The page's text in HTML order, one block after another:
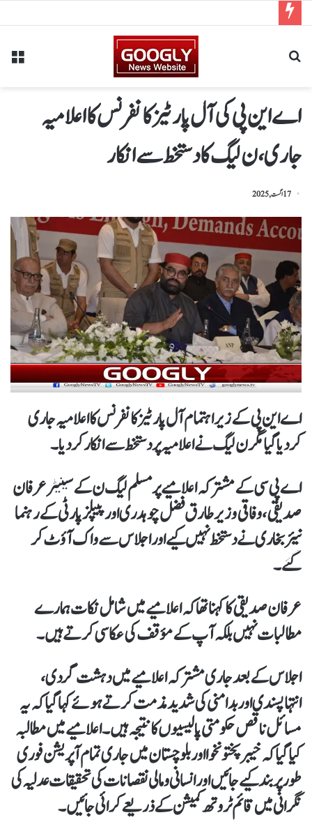
اے این پی کی آل پارٹیزکانفرنس کااعلامیہ
جاری،ن لیگ کادستخط سے انکار
17 اگست, 2025
اے این پی کے زیراہتمام آل پارٹیز کانفرنس کا اعلامیہ جاری
کردیا گیا مگرن لیگ نے اعلامیہ پردستخط سے انکار کردیا۔
اے پی سی کے مشترکہ اعلامیے پر مسلم لیگ ن کے سینیٹر عرفان
صدیقی، وفاقی وزیر طارق فضل چوہدری اور پیپلز پارٹی کے رہنما
نیئر بخاری نے دستخط نہیں کیے اور اجلاس سے واک آؤٹ کر
گئے۔
عرفان صدیقی کا کہنا تھا کہ اعلامیے میں شامل نکات ہمارے
مطالبات نہیں بلکہ آپ کے مؤقف کی عکاسی کرتے ہیں۔
اجلاس کے بعد جاری مشترکہ اعلامیے میں دہشت گردی،
انتہاپسندی اور بدامنی کی شدید مذمت کرتے ہوئے کہا گیا کہ یہ
مسائل ناقص حکومتی پالیسیوں کا نتیجہ ہیں۔ اعلامیے میں مطالبہ
کیا گیا کہ خیبرپختونخوا اور بلوچستان میں جاری تمام آپریشن فوری
طور پر بند کیے جائیں اور انسانی و مالی نقصانات کی تحقیقات عدلیہ کی
نگرانی میں قائم ٹروتھ کمیشن کے ذریعے کرائی جائیں۔